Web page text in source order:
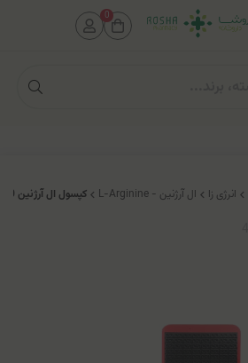
انرژی زا ال آرژنین - L-Arginine کپسول ال آرژنين 2500 لوكس
0